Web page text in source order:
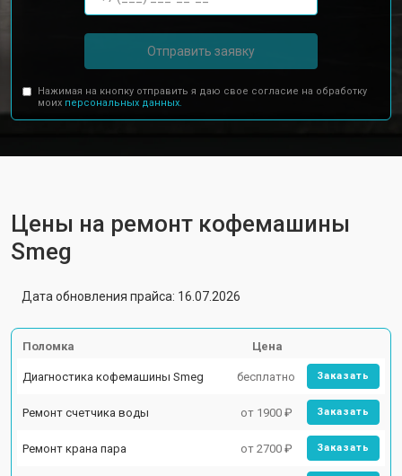
Отправить заявку
Нажимая на кнопку отправить я даю свое согласие на обработку
моих персональных данных.
Цены на ремонт кофемашины
Smeg
Дата обновления прайса: 16.07.2026
Поломка Цена
Диагностика кофемашины Smeg бесплатно Заказать
Ремонт счетчика воды от 1900 ₽ Заказать
Ремонт крана пара от 2700 ₽ Заказать